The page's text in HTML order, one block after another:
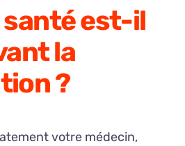
santé est-il
la
?
votre médecin,